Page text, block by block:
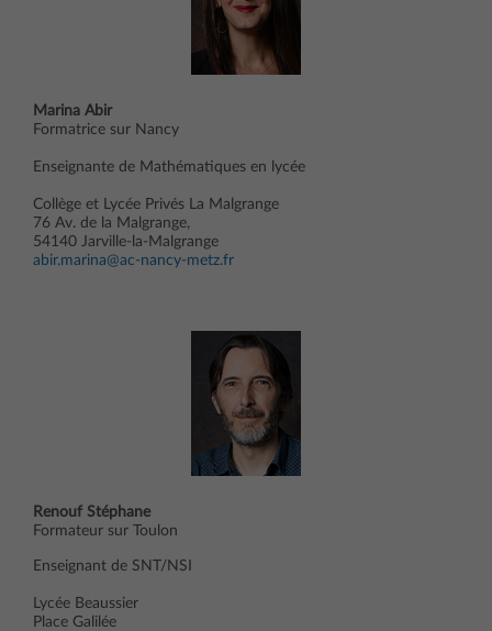
Marina Abir
Formatrice sur Nancy
Enseignante de Mathématiques en lycée
Collège et Lycée Privés La Malgrange
76 Av. de la Malgrange,
54140 Jarville-la-Malgrange
abir.marina@ac-nancy-metz.fr
Renouf Stéphane
Formateur sur Toulon
Enseignant de SNT/NSI
Lycée Beaussier
Place Galilée